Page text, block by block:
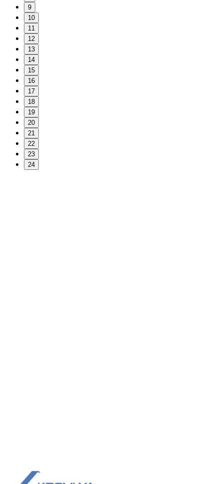
9
10
11
12
13
14
15
16
17
18
19
20
21
22
23
24